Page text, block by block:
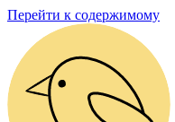
Перейти к содержимому